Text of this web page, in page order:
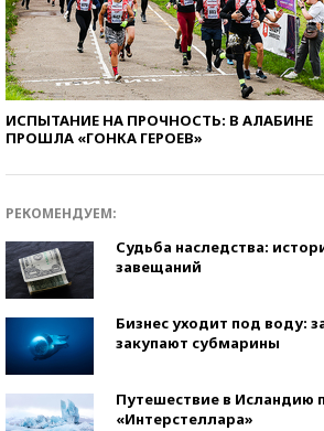
ИСПЫТАНИЕ НА ПРОЧНОСТЬ: В АЛАБИНЕ
ПРОШЛА «ГОНКА ГЕРОЕВ»
РЕКОМЕНДУЕМ:
Судьба наследства:
завещаний
Бизнес уходит под воду:
закупают субмарины
Путешествие в Исландию
«Интерстеллара»